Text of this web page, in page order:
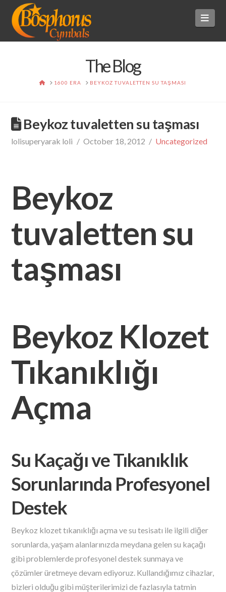
BOSPHORUS
CYMBALS
The Blog
HOME1600 ERA BEYKOZ TUVALETTEN SU TAŞMASI
Beykoz tuvaletten su taşması
lolisuperyarak loli October 18, 2012 Uncategorized
Beykoz
tuvaletten su
taşması
Beykoz Klozet
Tıkanıklığı
Açma
Su Kaçağı ve Tıkanıklık
Sorunlarında Profesyonel
Destek
Beykoz klozet tıkanıklığı açma ve su tesisatı ile ilgili diğer
sorunlarda, yaşam alanlarınızda meydana gelen su kaçağı
gibi problemlerde profesyonel destek sunmaya ve
çözümler üretmeye devam ediyoruz. Kullandığımız cihazlar,
bizleri olduğu gibi müşterilerimizi de fazlasıyla tatmin